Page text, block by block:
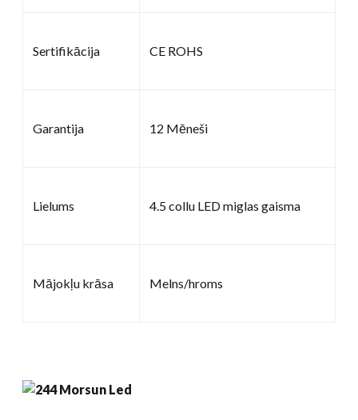
Sertifikācija CE ROHS
Garantija 12 Mēneši
Lielums 4.5 collu LED miglas gaisma
Mājokļu krāsa Melns/hroms